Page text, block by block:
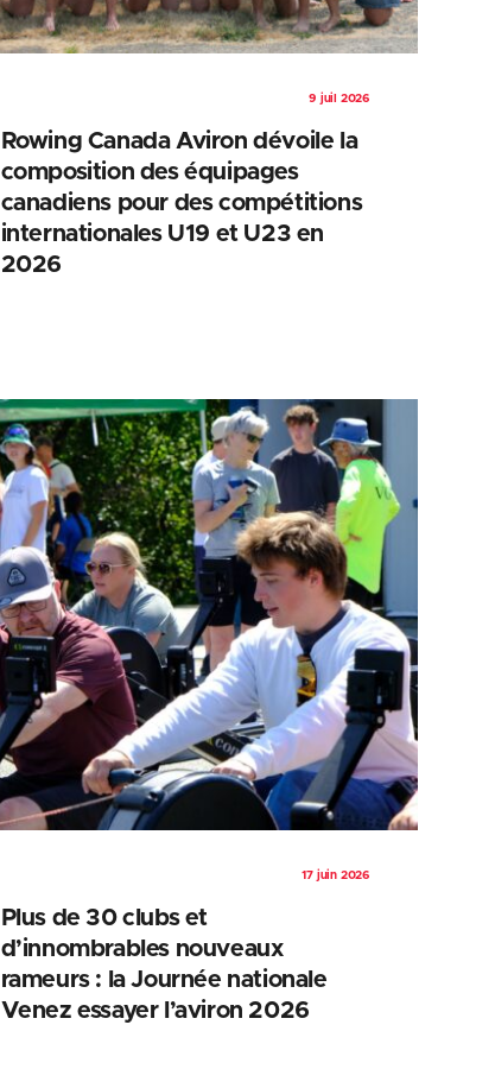
9 juil 2026
Rowing Canada Aviron dévoile la
composition des équipages
canadiens pour des compétitions
internationales U19 et U23 en
2026
17 juin 2026
Plus de 30 clubs et
d’innombrables nouveaux
rameurs : la Journée nationale
Venez essayer l’aviron 2026